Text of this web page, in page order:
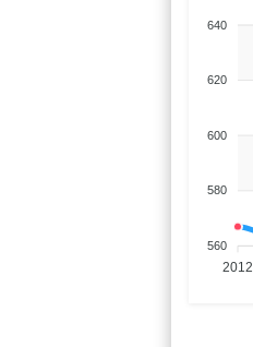
640
620
600
580
560
2012